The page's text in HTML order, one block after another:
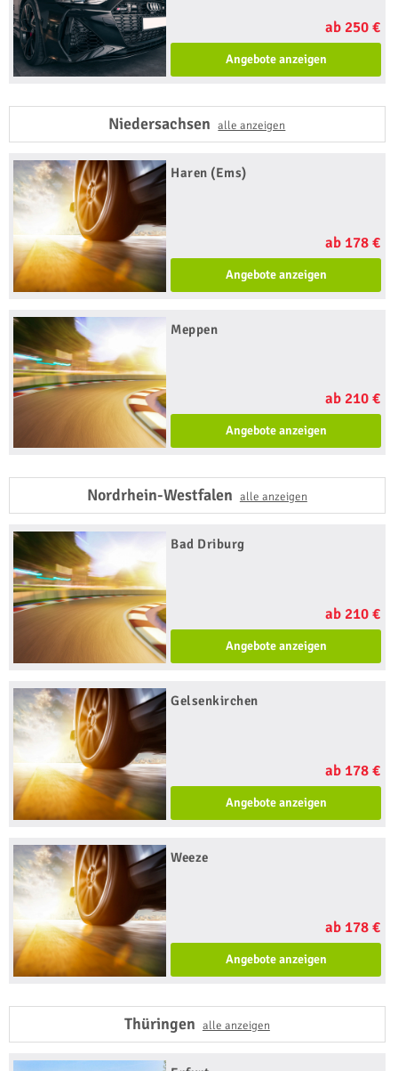
ab 250 €
Angebote anzeigen
Niedersachsenalle anzeigen
Haren (Ems)
ab 178 €
Angebote anzeigen
Meppen
ab 210 €
Angebote anzeigen
Nordrhein-Westfalen alle anzeigen
Bad Driburg
ab 210 €
Angebote anzeigen
Gelsenkirchen
ab 178 €
Angebote anzeigen
Weeze
ab 178 €
Angebote anzeigen
Thüringen alle anzeigen